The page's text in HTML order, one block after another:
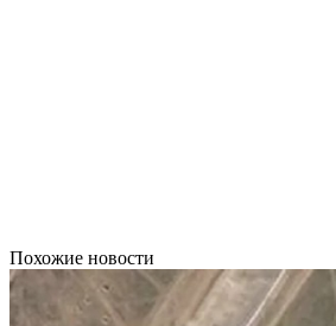
Похожие новости